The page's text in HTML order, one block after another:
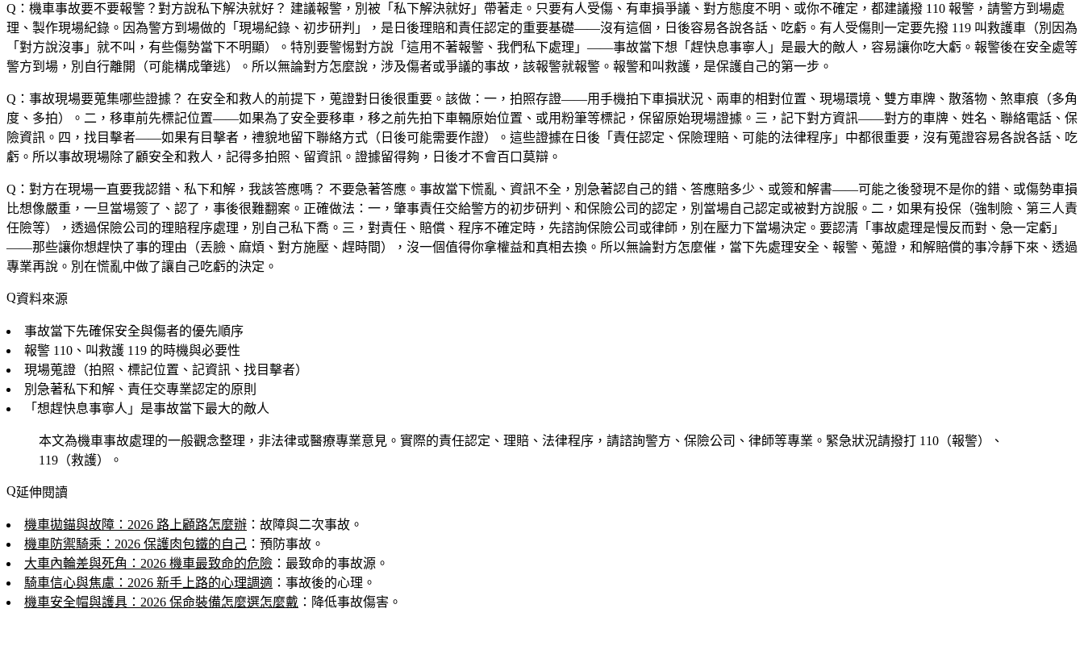
Q：機車事故要不要報警？對方說私下解決就好？ 建議報警，別被「私下解決就好」帶著走。只要有人受傷、有車損爭議、對方態度不明、或你不確定，都建議撥 110 報警，請警方到場處
理、製作現場紀錄。因為警方到場做的「現場紀錄、初步研判」，是日後理賠和責任認定的重要基礎——沒有這個，日後容易各說各話、吃虧。有人受傷則一定要先撥 119 叫救護車（別因為
「對方說沒事」就不叫，有些傷勢當下不明顯）。特別要警惕對方說「這用不著報警、我們私下處理」——事故當下想「趕快息事寧人」是最大的敵人，容易讓你吃大虧。報警後在安全處等
警方到場，別自行離開（可能構成肇逃）。所以無論對方怎麼說，涉及傷者或爭議的事故，該報警就報警。報警和叫救護，是保護自己的第一步。
Q：事故現場要蒐集哪些證據？ 在安全和救人的前提下，蒐證對日後很重要。該做：一，拍照存證——用手機拍下車損狀況、兩車的相對位置、現場環境、雙方車牌、散落物、煞車痕（多角
度、多拍）。二，移車前先標記位置——如果為了安全要移車，移之前先拍下車輛原始位置、或用粉筆等標記，保留原始現場證據。三，記下對方資訊——對方的車牌、姓名、聯絡電話、保
險資訊。四，找目擊者——如果有目擊者，禮貌地留下聯絡方式（日後可能需要作證）。這些證據在日後「責任認定、保險理賠、可能的法律程序」中都很重要，沒有蒐證容易各說各話、吃
虧。所以事故現場除了顧安全和救人，記得多拍照、留資訊。證據留得夠，日後才不會百口莫辯。
Q：對方在現場一直要我認錯、私下和解，我該答應嗎？ 不要急著答應。事故當下慌亂、資訊不全，別急著認自己的錯、答應賠多少、或簽和解書——可能之後發現不是你的錯、或傷勢車損
比想像嚴重，一旦當場簽了、認了，事後很難翻案。正確做法：一，肇事責任交給警方的初步研判、和保險公司的認定，別當場自己認定或被對方說服。二，如果有投保（強制險、第三人責
任險等），透過保險公司的理賠程序處理，別自己私下喬。三，對責任、賠償、程序不確定時，先諮詢保險公司或律師，別在壓力下當場決定。要認清「事故處理是慢反而對、急一定虧」
——那些讓你想趕快了事的理由（丟臉、麻煩、對方施壓、趕時間），沒一個值得你拿權益和真相去換。所以無論對方怎麼催，當下先處理安全、報警、蒐證，和解賠償的事冷靜下來、透過
專業再說。別在慌亂中做了讓自己吃虧的決定。
資料來源
事故當下先確保安全與傷者的優先順序
報警 110、叫救護 119 的時機與必要性
現場蒐證（拍照、標記位置、記資訊、找目擊者）
別急著私下和解、責任交專業認定的原則
「想趕快息事寧人」是事故當下最大的敵人
本文為機車事故處理的一般觀念整理，非法律或醫療專業意見。實際的責任認定、理賠、法律程序，請諮詢警方、保險公司、律師等專業。緊急狀況請撥打 110（報警）、
119（救護）。
延伸閱讀
機車拋錨與故障：2026 路上顧路怎麼辦 ：故障與二次事故。
機車防禦騎乘：2026 保護肉包鐵的自己 ：預防事故。
大車內輪差與死角：2026 機車最致命的危險 ：最致命的事故源。
騎車信心與焦慮：2026 新手上路的心理調適 ：事故後的心理。
機車安全帽與護具：2026 保命裝備怎麼選怎麼戴 ：降低事故傷害。